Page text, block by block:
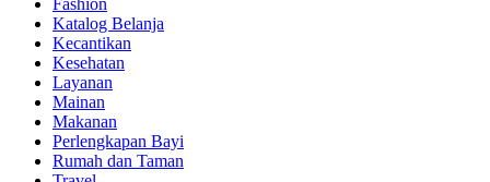
Fashion
Katalog Belanja
Kecantikan
Kesehatan
Layanan
Mainan
Makanan
Perlengkapan Bayi
Rumah dan Taman